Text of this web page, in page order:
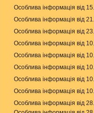
Особлива інформація від
Особлива інформація від
Особлива інформація від
Особлива інформація від
Особлива інформація від
Особлива інформація від
Особлива інформація від
Особлива інформація від
Особлива інформація від